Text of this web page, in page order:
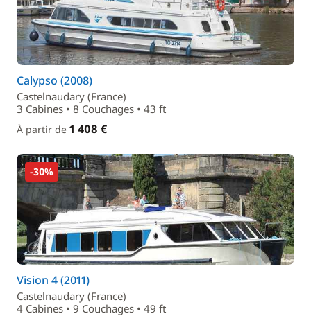
Calypso (2008)
Castelnaudary (France)
3 Cabines • 8 Couchages • 43 ft
À partir de 1 408 €
-30%
Vision 4 (2011)
Castelnaudary (France)
4 Cabines • 9 Couchages • 49 ft